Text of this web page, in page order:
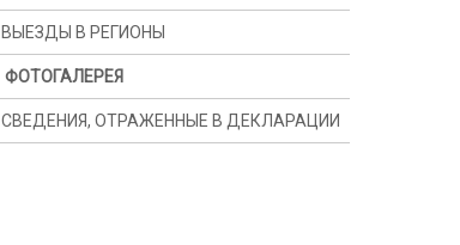
ВЫЕЗДЫ В РЕГИОНЫ
ФОТОГАЛЕРЕЯ
СВЕДЕНИЯ, ОТРАЖЕННЫЕ В ДЕКЛАРАЦИИ